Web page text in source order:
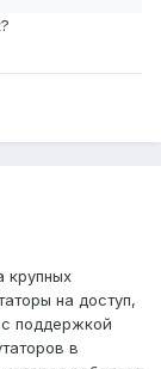
на L3
только один
крупных
на доступ,
поддержкой
в